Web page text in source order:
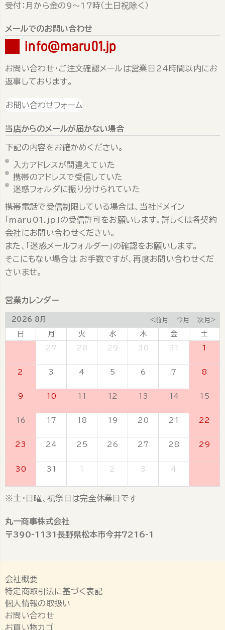
受付：月から金の9～17時（土日祝除く）
メールでのお問い合わせ
info@maru01.jp
お問い合わせ・ご注文確認メールは営業日24時間以内にお
返事しております。
お問い合わせフォーム
当店からのメールが届かない場合
下記の内容をお確かめください。
入力アドレスが間違えていた
携帯のアドレスで受信していた
迷惑フォルダに振り分けられていた
携帯電話で受信制限している場合は、当社ドメイン
「maru01.jp」の受信許可をお願いします。詳しくは各契約
会社にお問い合わせください。
また、「迷惑メールフォルダー」の確認をお願いします。
そこにもない場合は お手数ですが、再度お問い合わせくだ
さいませ。
営業カレンダー
2026 8月 <前月 今月 次月>
日 月 火 水 木 金
土
27 28 29 30 31 1
2 3 4 5 6 7 8
9 10 11 12 13 14 15
16 17 18 19 20 21 22
23 24 25 26 27 28 29
30 31 1 2 3 4
※土・日曜、祝祭日は完全休業日です
丸一商事株式会社
〒390-1131長野県松本市今井7216-1
会社概要
特定商取引法に基づく表記
個人情報の取扱い
お問い合わせ
お買い物カゴ